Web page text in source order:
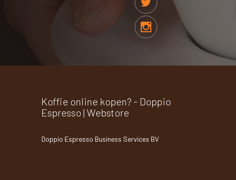
Koffie online kopen? - Doppio
Espresso | Webstore
Doppio Espresso Business Services BV